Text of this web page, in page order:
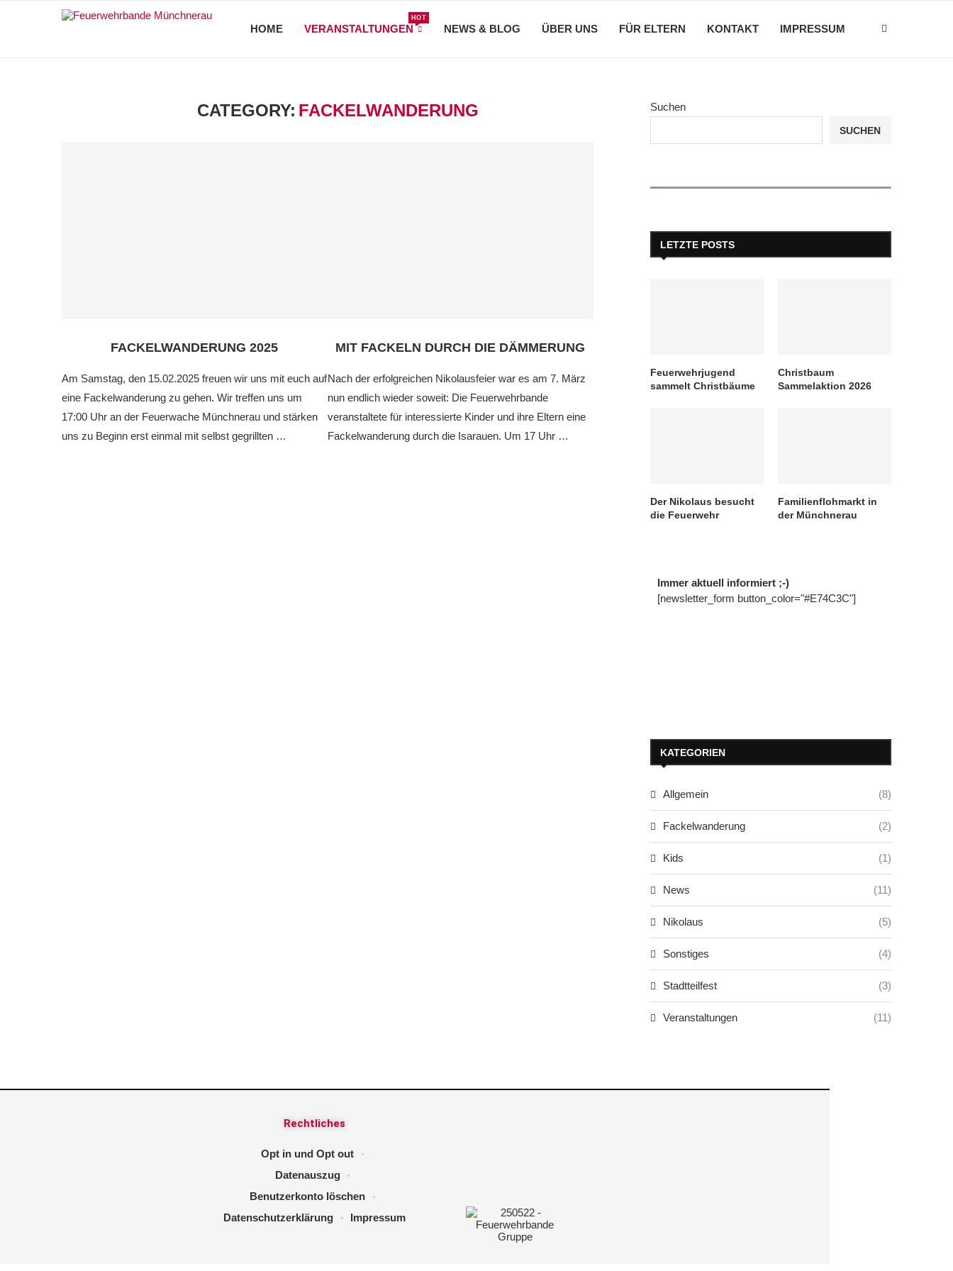
HOME VERANSTALTUNGEN
HOT
NEWS & BLOG ÜBER UNS FÜR ELTERN KONTAKT IMPRESSUM
CATEGORY: FACKELWANDERUNG
FACKELWANDERUNG 2025
Am Samstag, den 15.02.2025 freuen wir uns mit euch auf
eine Fackelwanderung zu gehen. Wir treffen uns um
17:00 Uhr an der Feuerwache Münchnerau und stärken
uns zu Beginn erst einmal mit selbst gegrillten …
MIT FACKELN DURCH DIE DÄMMERUNG
Nach der erfolgreichen Nikolausfeier war es am 7. März
nun endlich wieder soweit: Die Feuerwehrbande
veranstaltete für interessierte Kinder und ihre Eltern eine
Fackelwanderung durch die Isarauen. Um 17 Uhr …
Suchen
SUCHEN
LETZTE POSTS
Feuerwehrjugend
sammelt Christbäume
Christbaum
Sammelaktion 2026
Der Nikolaus besucht
die Feuerwehr
Familienflohmarkt in
der Münchnerau
Immer aktuell informiert ;-)
[newsletter_form button_color="#E74C3C"]
KATEGORIEN
Allgemein (8)
Fackelwanderung (2)
Kids (1)
News (11)
Nikolaus (5)
Sonstiges (4)
Stadtteilfest (3)
Veranstaltungen (11)
Rechtliches
Opt in und Opt out
Datenauszug
Benutzerkonto löschen
Datenschutzerklärung
Impressum